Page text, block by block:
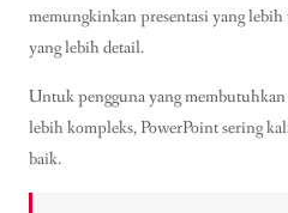
memungkinkan presentasi yang
yang lebih detail.
Untuk pengguna yang
lebih kompleks, PowerPoint sering
baik.